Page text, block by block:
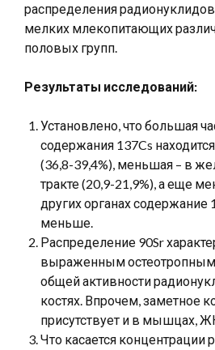
распределения
мелких млекопитающих
половых групп.
Результаты исследований:
Установлено, что большая
содержания 137Cs
(36,8-39,4%), меньшая – в
тракте (20,9-21,9%), а еще
других органах содержание
меньше.
Распределение 90Sr
выраженным
общей активности
костях. Впрочем, заметное
присутствует и в мышцах,
Что касается концентрации